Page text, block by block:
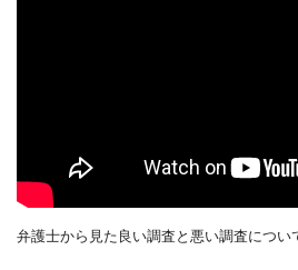
弁護士から見た良い調査と悪い調査につい